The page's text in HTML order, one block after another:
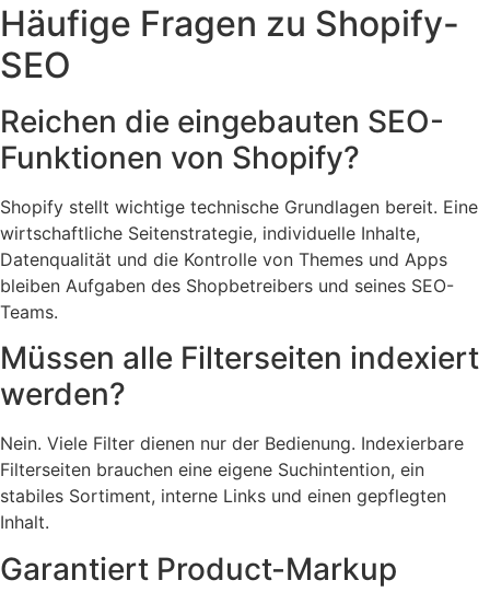
Häufige Fragen zu Shopify-
SEO
Reichen die eingebauten SEO-
Funktionen von Shopify?
Shopify stellt wichtige technische Grundlagen bereit. Eine
wirtschaftliche Seitenstrategie, individuelle Inhalte,
Datenqualität und die Kontrolle von Themes und Apps
bleiben Aufgaben des Shopbetreibers und seines SEO-
Teams.
Müssen alle Filterseiten indexiert
werden?
Nein. Viele Filter dienen nur der Bedienung. Indexierbare
Filterseiten brauchen eine eigene Suchintention, ein
stabiles Sortiment, interne Links und einen gepflegten
Inhalt.
Garantiert Product-Markup